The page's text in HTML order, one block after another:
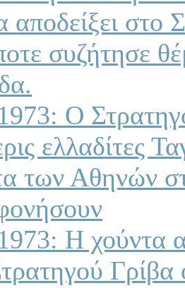
αποδείξει στο
συζήτησε
Ο
ελλαδίτες
των Αθηνών
Η χούντα
Γρίβα